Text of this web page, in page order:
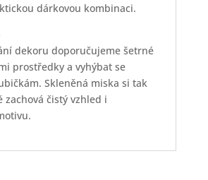
dárkovou kombinaci.
dekoru doporučujeme šetrné
prostředky a vyhýbat se
Skleněná miska si tak
zachová čistý vzhled i